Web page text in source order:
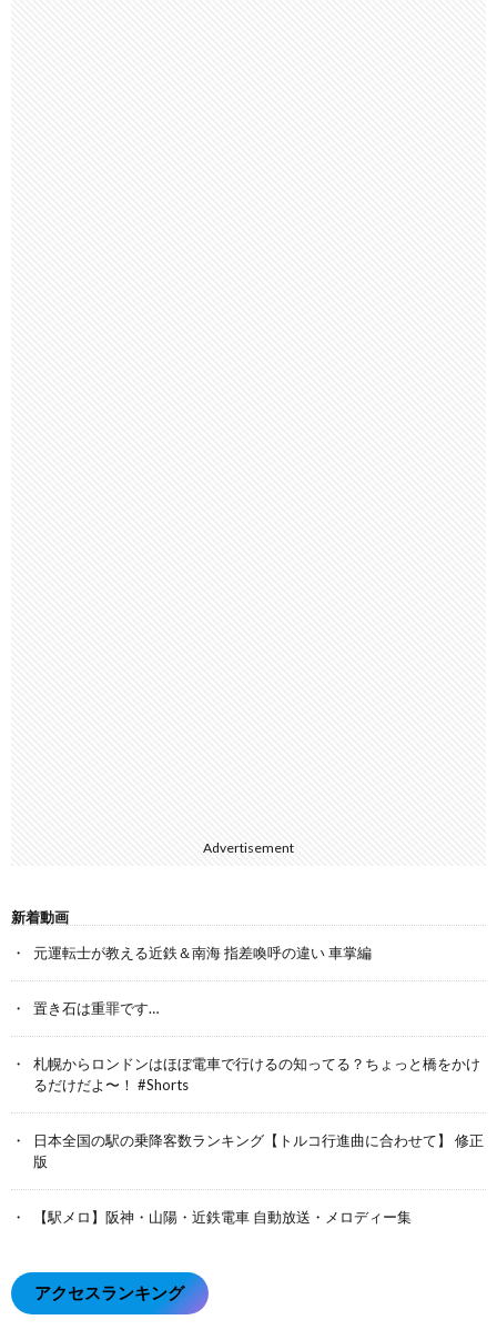
Advertisement
新着動画
元運転士が教える近鉄＆南海 指差喚呼の違い 車掌編
置き石は重罪です…
札幌からロンドンはほぼ電車で行けるの知ってる？ちょっと橋をかけ
るだけだよ〜！ #Shorts
日本全国の駅の乗降客数ランキング【トルコ行進曲に合わせて】 修正
版
【駅メロ】阪神・山陽・近鉄電車 自動放送・メロディー集
アクセスランキング